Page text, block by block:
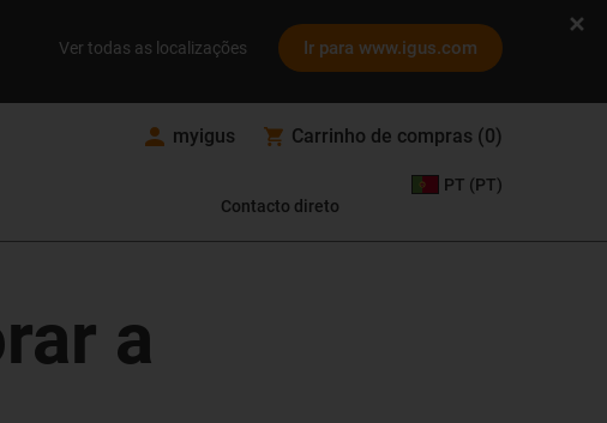
Ver todas as localizações Ir para www.igus.com
myigus Carrinho de compras (0)
Contacto direto
PT (PT)
a